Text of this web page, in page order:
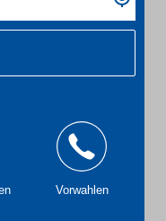
Vorwahlen